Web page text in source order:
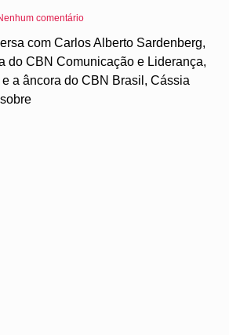
comentário
com Carlos Alberto Sardenberg,
do CBN Comunicação e Liderança,
a âncora do CBN Brasil, Cássia